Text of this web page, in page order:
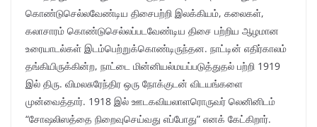
கொண்டுசெல்லவேண்டிய திசைபற்றி இலக்கியம், கலைகள்,
கலாசாரம் கொண்டுசெல்லப்படவேண்டிய திசை பற்றிய ஆழமான
உரையாடல்கள் இடம்பெற்றுக்கொண்டிருந்தன. நாட்டின் எதிர்காலம்
தங்கியிருக்கின்ற, நாட்டை மின்னியல்மயப்படுத்துதல் பற்றி 1919
இல் திரு. விமலசுரேந்திர ஒரு நோக்குடன் விடயங்களை
முன்வைத்தார். 1918 இல் ஊடகவியலாளரொருவர் லெனினிடம்
“சோஷலிஸத்தை நிறைவுசெய்வது எப்போது” எனக் கேட்கிறார்.